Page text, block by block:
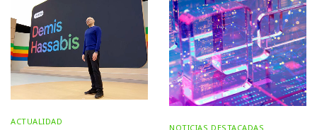
ACTUALIDAD
NOTICIAS DESTACADAS